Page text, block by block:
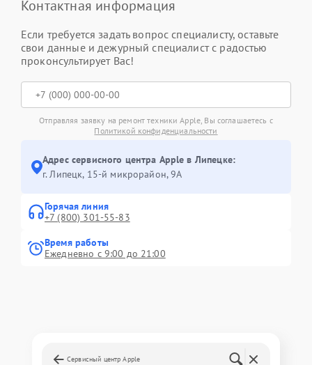
Контактная информация
Если требуется задать вопрос специалисту, оставьте
свои данные и дежурный специалист с радостью
проконсультирует Вас!
Отправляя заявку на ремонт техники Apple, Вы соглашаетесь с
Политикой конфиденциальности
Адрес сервисного центра Apple в Липецке:
г. Липецк, 15-й микрорайон, 9А
Горячая линия
+7 (800) 301-55-83
Время работы
Ежедневно с 9:00 до 21:00
Сервисный центр Apple